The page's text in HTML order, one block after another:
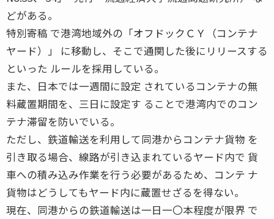
どがある。
特別寄稿 で港湾地域外の「オフドックＣＹ（コンテナ
ヤード）」 に移動し、そこで通関した後にリリースする
といった ルールを採用している。
また、日本では一週間に設定 されているコンテナの無
料蔵置期間を、三日に設定す ることで港湾内でのコン
テナ滞留を防いでいる。
ただし、鉄道輸送を利用して同港からコンテナ貨物 を
引き取る場合、線路が引き込まれているヤード内で 貨
車への積み込み作業を行う必要があるため、コンテ ナ
貨物はどうしてもヤード内に蔵置せざるを得ない。
現在、同港からの鉄道輸送は一日一〇本程度が限界 で